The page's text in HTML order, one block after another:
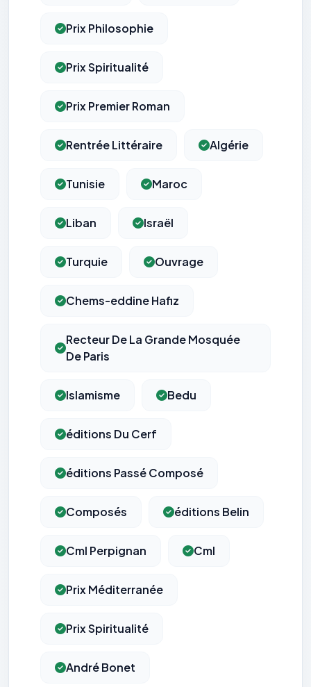
Prix Philosophie
Prix Spiritualité
Prix Premier Roman
Rentrée Littéraire Algérie
Tunisie Maroc
Liban Israël
Turquie Ouvrage
Chems-eddine Hafiz
Recteur De La Grande Mosquée
De Paris
Islamisme Bedu
éditions Du Cerf
éditions Passé Composé
Composés éditions Belin
Cml Perpignan Cml
Prix Méditerranée
Prix Spiritualité
André Bonet